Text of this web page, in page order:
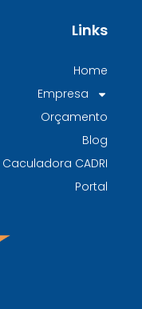
ambiente e
Brasil
de gestão de
para sua
é
Links
Home
Empresa
Orçamento
Blog
Caculadora CADRI
Portal